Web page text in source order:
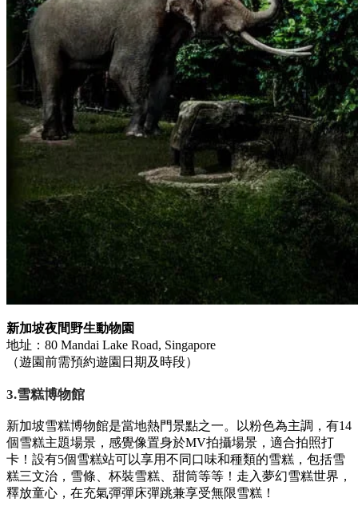
新加坡夜間野生動物園
地址：80 Mandai Lake Road, Singapore
（遊園前需預約遊園日期及時段）
3.雪糕博物館
新加坡雪糕博物館是當地熱門景點之一。以粉色為主調，有14
個雪糕主題場景，感覺像置身於MV拍攝場景，適合拍照打
卡！設有5個雪糕站可以享用不同口味和種類的雪糕，包括雪
糕三文治，雪條、杯裝雪糕、甜筒等等！走入夢幻雪糕世界，
釋放童心，在充氣彈彈床彈跳兼享受無限雪糕！